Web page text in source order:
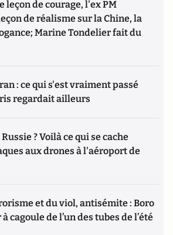
leçon de courage, l'ex PM
de réalisme sur la Chine, la
Marine Tondelier fait du
: ce qui s'est vraiment passé
regardait ailleurs
? Voilà ce qui se cache
aux drones à l'aéroport de
et du viol, antisémite : Boro
cagoule de l’un des tubes de l’été